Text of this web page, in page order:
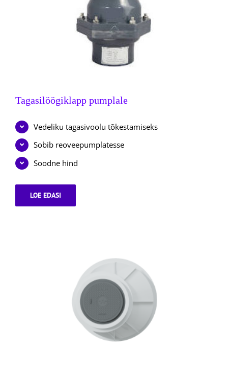
Tagasilöögiklapp pumplale
Vedeliku tagasivoolu tõkestamiseks
Sobib reoveepumplatesse
Soodne hind
LOE EDASITAGASILÖÖGIKLAPP
PUMPLALE